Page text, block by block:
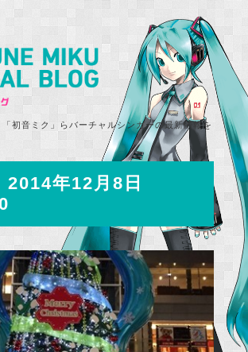
初音ミク」らバーチャルシンガーの最新情報を
2014年12月8日